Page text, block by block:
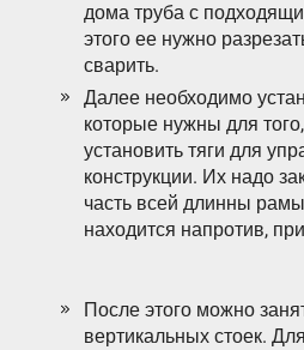
дома труба с
этого ее нужно
сварить.
Далее необходимо
которые нужны для
установить тяги для
конструкции. Их надо
часть всей длинны
находится напротив,
После этого можно
вертикальных стоек.